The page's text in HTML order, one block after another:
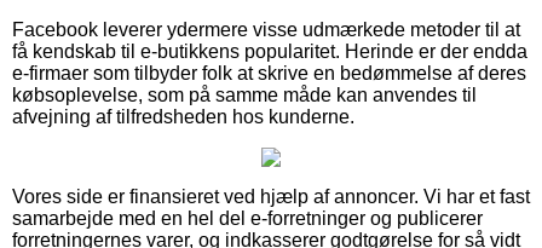
Facebook leverer ydermere visse udmærkede metoder til at
få kendskab til e-butikkens popularitet. Herinde er der endda
e-firmaer som tilbyder folk at skrive en bedømmelse af deres
købsoplevelse, som på samme måde kan anvendes til
afvejning af tilfredsheden hos kunderne.
Vores side er finansieret ved hjælp af annoncer. Vi har et fast
samarbejde med en hel del e-forretninger og publicerer
forretningernes varer, og indkasserer godtgørelse for så vidt